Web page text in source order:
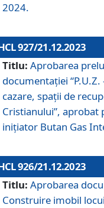
2024.
927/21.12.2023
Titlu: Aprobarea
documentaţiei
cazare, spații de
Cristianului”, aprobat
inițiator Butan Gas
926/21.12.2023
Titlu: Aprobarea
Construire imobil